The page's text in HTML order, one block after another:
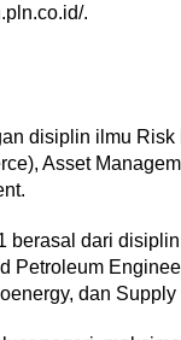
.
disiplin ilmu
Asset
berasal dari
Petroleum
dan